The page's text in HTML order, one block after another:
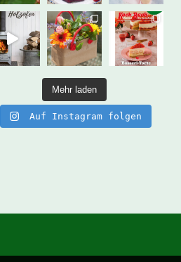
Mehr laden
Auf Instagram folgen